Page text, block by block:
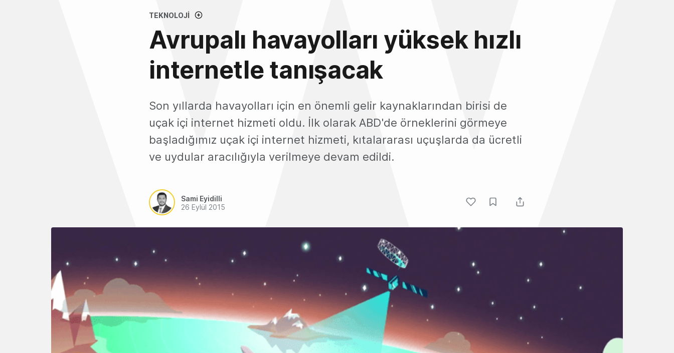
TEKNOLOJI
Avrupalı havayolları yüksek hızlı
internetle tanışacak
Son yıllarda havayolları için en önemli gelir kaynaklarından birisi de
uçak içi internet hizmeti oldu. İlk olarak ABD'de örneklerini görmeye
başladığımız uçak içi internet hizmeti, kıtalararası uçuşlarda da ücretli
ve uydular aracılığıyla verilmeye devam edildi.
Sami Eyidilli
26 Eylül 2015